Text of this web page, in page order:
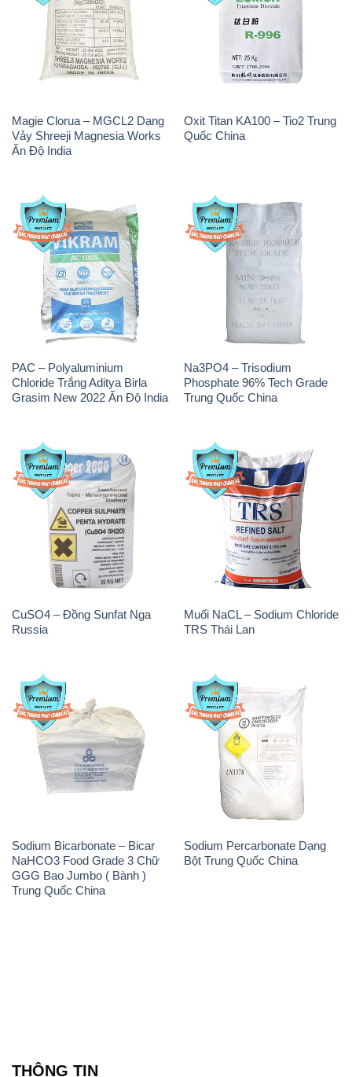
Magie Clorua – MGCL2 Dạng
Vảy Shreeji Magnesia Works
Ấn Độ India
Oxit Titan KA100 – Tio2 Trung
Quốc China
PAC – Polyaluminium
Chloride Trắng Aditya Birla
Grasim New 2022 Ấn Độ India
Na3PO4 – Trisodium
Phosphate 96% Tech Grade
Trung Quốc China
CuSO4 – Đồng Sunfat Nga
Russia
Muối NaCL – Sodium Chloride
TRS Thái Lan
Sodium Bicarbonate – Bicar
NaHCO3 Food Grade 3 Chữ
GGG Bao Jumbo ( Bành )
Trung Quốc China
Sodium Percarbonate Dạng
Bột Trung Quốc China
THÔNG TIN